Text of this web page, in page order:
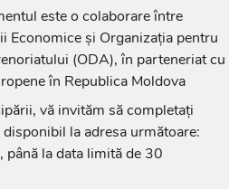
este o colaborare între
Economice și Organizația pentru
(ODA), în parteneriat cu
în Republica Moldova
vă invităm să completați
la adresa următoare:
, până la data limită de 30